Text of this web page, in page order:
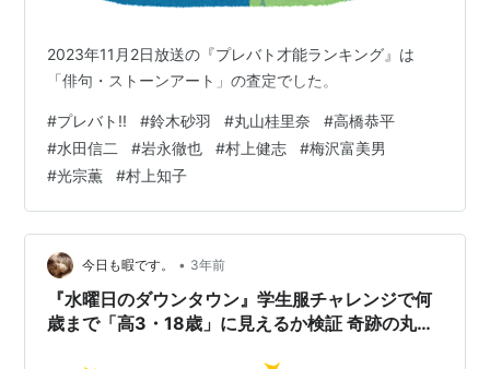
2023年11月2日放送の『プレバト才能ランキング』は
「俳句・ストーンアート」の査定でした。
#プレバト!! #鈴木砂羽 #丸山桂里奈 #高橋恭平
#水田信二 #岩永徹也 #村上健志 #梅沢富美男
#光宗薫 #村上知子
今日も暇です。 • 3年前
『水曜日のダウンタウン』学生服チャレンジで何
歳まで「高3・18歳」に見えるか検証 奇跡の丸山